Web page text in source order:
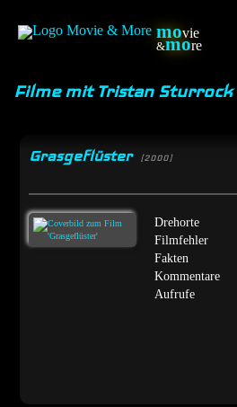
movie
&more
Filme mit Tristan Sturrock
Grasgeflüster [2000]
Drehorte
Filmfehler
Fakten
Kommentare
Aufrufe